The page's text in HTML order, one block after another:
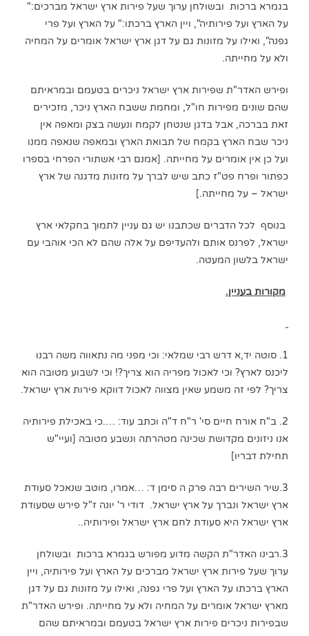
בגמרא ברכות ובשולחן ערוך שעל פירות ארץ ישראל מברכים:"
על הארץ ועל פירותיה", ויין הארץ ברכתו:" על הארץ ועל פרי
גפנה", ואילו על מזונות גם על דגן ארץ ישראל אומרים על המחיה
ולא על מחייתה.
ופירש האדר"ת שפירות ארץ ישראל ניכרים בטעמם ובמראיתם
שהם שונים מפירות חו"ל, ומחמת ששבח הארץ ניכר, מזכירים
זאת בברכה, אבל בדגן שנטחן לקמח ונעשה בצק ומאפה אין
ניכר שבח הארץ בקמח של תבואת הארץ ובמאפה שנאפה ממנו
ועל כן אין אומרים על מחייתה. [אמנם רבי אשתורי הפרחי בספרו
כפתור ופרח פט"ז כתב שיש לברך על מזונות מדגנה של ארץ
ישראל – על מחייתה.]
בנוסף לכל הדברים שכתבנו יש גם עניין לתמוך בחקלאי ארץ
ישראל, לפרנס אותם ולהעדיפם על אלה שהם לא הכי אוהבי עם
ישראל בלשון המעטה.
מקורות בעניין.
1. סוטה יד,א דרש רבי שמלאי: וכי מפני מה נתאווה משה רבנו
ליכנס לארץ? וכי לאכול מפריה הוא צריך?! וכי לשבוע מטובה הוא
צריך? לפי זה משמע שאין מצווה לאכול דווקא פירות ארץ ישראל.
2. ב"ח אורח חיים סי' ר"ח ד"ה וכתב עוד: ….כי באכילת פירותיה
אנו ניזונים מקדושת שכינה מטהרתה ונשבע מטובה [ועיי"ש
תחילת דבריו]
3.שיר השירים רבה פרק ה סימן ד: …אמרו, מוטב שנאכל סעודת
ארץ ישראל ונברך על ארץ ישראל. דודי ר' יונה ז"ל פירש שסעודת
ארץ ישראל היא סעודת לחם ארץ ישראל ופירותיה..
3.רבינו האדר"ת הקשה מדוע מפורש בגמרא ברכות ובשולחן
ערוך שעל פירות ארץ ישראל מברכים על הארץ ועל פירותיה, ויין
הארץ ברכתו על הארץ ועל פרי גפנה, ואילו על מזונות גם על דגן
מארץ ישראל אומרים על המחיה ולא על מחייתה. ופירש האדר"ת
שבפירות ניכרים פירות ארץ ישראל בטעמם ובמראיתם שהם